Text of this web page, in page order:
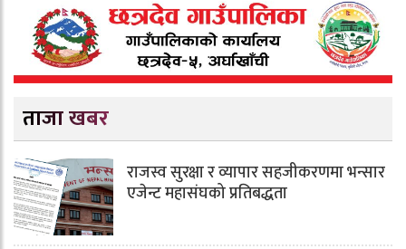
ताजा खबर
राजस्व सुरक्षा र व्यापार सहजीकरणमा भन्सार
एजेन्ट महासंघको प्रतिबद्धता